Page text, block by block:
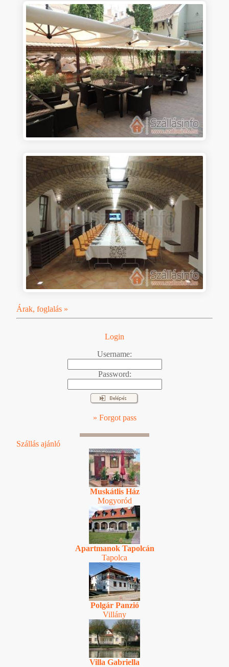
Árak, foglalás »
Login
Username:
Password:
» Forgot pass
Szállás ajánló
Muskátlis Ház
Mogyoród
Apartmanok Tapolcán
Tapolca
Polgár Panzió
Villány
Villa Gabriella